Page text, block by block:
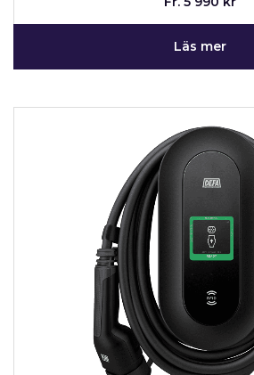
Läs mer